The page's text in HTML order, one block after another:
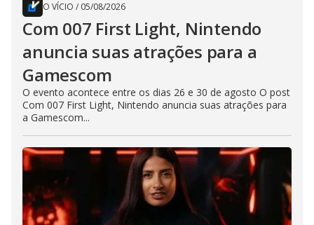
O VÍCIO / 05/08/2026
Com 007 First Light, Nintendo
anuncia suas atrações para a
Gamescom
O evento acontece entre os dias 26 e 30 de agosto O post
Com 007 First Light, Nintendo anuncia suas atrações para
a Gamescom...